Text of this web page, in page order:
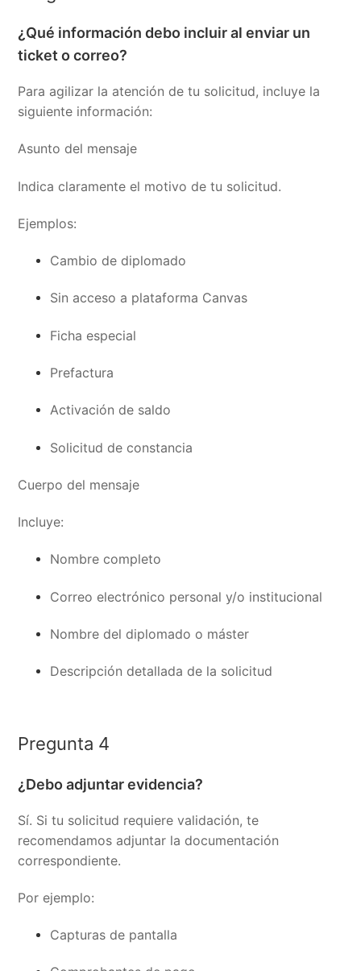
¿Qué información debo incluir al enviar un
ticket o correo?
Para agilizar la atención de tu solicitud, incluye la
siguiente información:
Asunto del mensaje
Indica claramente el motivo de tu solicitud.
Ejemplos:
Cambio de diplomado
Sin acceso a plataforma Canvas
Ficha especial
Prefactura
Activación de saldo
Solicitud de constancia
Cuerpo del mensaje
Incluye:
Nombre completo
Correo electrónico personal y/o institucional
Nombre del diplomado o máster
Descripción detallada de la solicitud
Pregunta 4
¿Debo adjuntar evidencia?
Sí. Si tu solicitud requiere validación, te
recomendamos adjuntar la documentación
correspondiente.
Por ejemplo:
Capturas de pantalla